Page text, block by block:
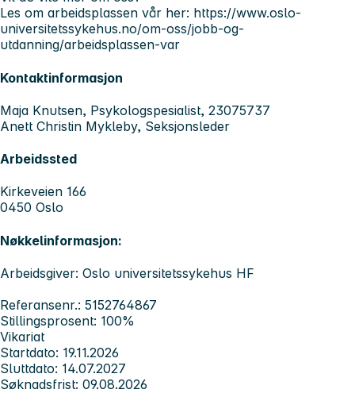
Les om arbeidsplassen vår her: https://www.oslo-
universitetssykehus.no/om-oss/jobb-og-
utdanning/arbeidsplassen-var
Kontaktinformasjon
Maja Knutsen, Psykologspesialist, 23075737
Anett Christin Mykleby, Seksjonsleder
Arbeidssted
Kirkeveien 166
0450 Oslo
Nøkkelinformasjon:
Arbeidsgiver: Oslo universitetssykehus HF
Referansenr.: 5152764867
Stillingsprosent: 100%
Vikariat
Startdato: 19.11.2026
Sluttdato: 14.07.2027
Søknadsfrist: 09.08.2026